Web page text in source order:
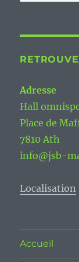
Adresse
Hall
Place de
7810 Ath
info@jsb-
Localisation
Accueil